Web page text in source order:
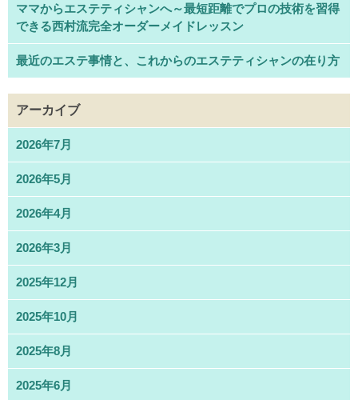
ママからエステティシャンへ～最短距離でプロの技術を習得
できる西村流完全オーダーメイドレッスン
最近のエステ事情と、これからのエステティシャンの在り方
アーカイブ
2026年7月
2026年5月
2026年4月
2026年3月
2025年12月
2025年10月
2025年8月
2025年6月